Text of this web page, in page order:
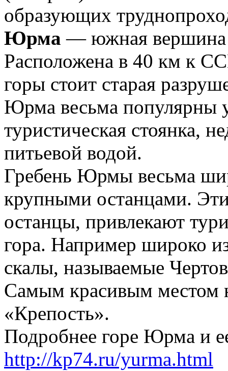
образующих
Юрма — южная вершина
Расположена в 40 км к
горы стоит старая
Юрма весьма популярны
туристическая стоянка,
питьевой водой.
Гребень Юрмы весьма
крупными останцами.
останцы, привлекают
гора. Например широко
скалы, называемые
Самым красивым местом
«Крепость».
Подробнее горе Юрма и
http://kp74.ru/yurma.html